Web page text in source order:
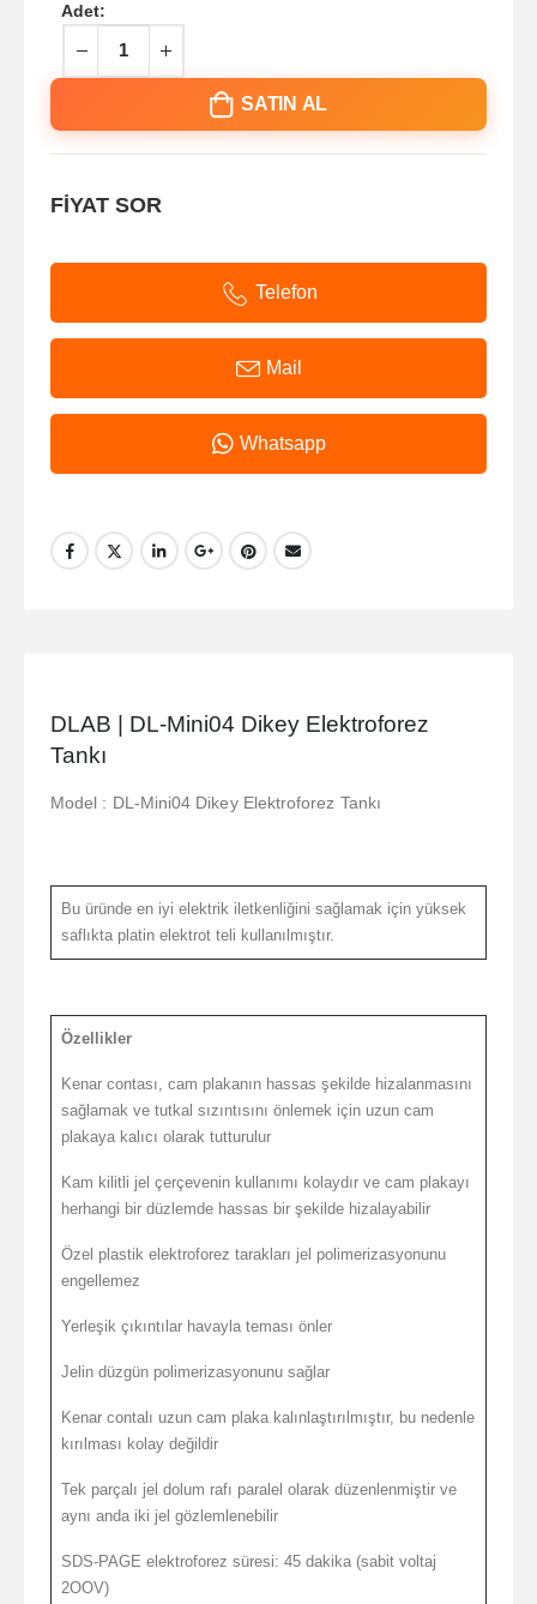
Adet:
SATIN AL
FİYAT SOR
Telefon
Mail
Whatsapp
DLAB | DL-Mini04 Dikey Elektroforez
Tankı
Model : DL-Mini04 Dikey Elektroforez Tankı
Bu üründe en iyi elektrik iletkenliğini sağlamak için yüksek
saflıkta platin elektrot teli kullanılmıştır.
Özellikler
Kenar contası, cam plakanın hassas şekilde hizalanmasını
sağlamak ve tutkal sızıntısını önlemek için uzun cam
plakaya kalıcı olarak tutturulur
Kam kilitli jel çerçevenin kullanımı kolaydır ve cam plakayı
herhangi bir düzlemde hassas bir şekilde hizalayabilir
Özel plastik elektroforez tarakları jel polimerizasyonunu
engellemez
Yerleşik çıkıntılar havayla teması önler
Jelin düzgün polimerizasyonunu sağlar
Kenar contalı uzun cam plaka kalınlaştırılmıştır, bu nedenle
kırılması kolay değildir
Tek parçalı jel dolum rafı paralel olarak düzenlenmiştir ve
aynı anda iki jel gözlemlenebilir
SDS-PAGE elektroforez süresi: 45 dakika (sabit voltaj
2OOV)